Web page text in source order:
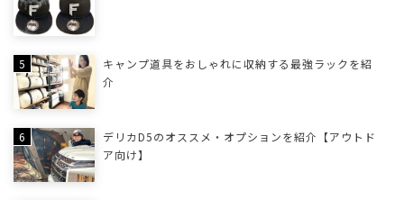
キャンプ道具をおしゃれに収納する最強ラックを紹
介
デリカD5のオススメ・オプションを紹介【アウトド
ア向け】